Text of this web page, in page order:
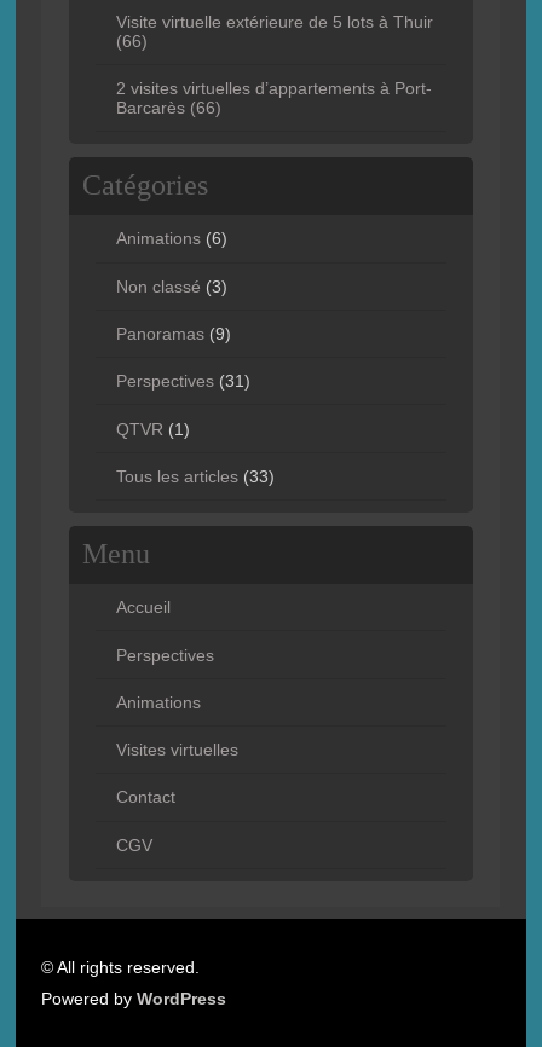
Visite virtuelle extérieure de 5 lots à Thuir
(66)
2 visites virtuelles d’appartements à Port-
Barcarès (66)
Catégories
Animations(6)
Non classé (3)
Panoramas(9)
Perspectives(31)
QTVR (1)
Tous les articles(33)
Menu
Accueil
Perspectives
Animations
Visites virtuelles
Contact
CGV
© All rights reserved.
Powered byWordPress